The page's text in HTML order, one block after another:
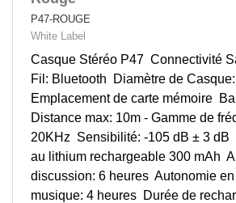
P47-ROUGE
White Label
Casque Stéréo P47 Connectivité
Fil: Bluetooth Diamètre de
Emplacement de carte mémoire
Distance max: 10m - Gamme de
20KHz Sensibilité: -105 dB ± 3 dB
au lithium rechargeable 300 mAh
discussion: 6 heures Autonomie
musique: 4 heures Durée de